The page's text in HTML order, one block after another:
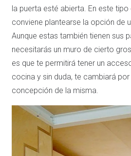
la puerta esté abierta. En este tipo
conviene plantearse la opción de
Aunque estas también tienen sus
necesitarás un muro de cierto
es que te permitirá tener un
cocina y sin duda, te cambiará
concepción de la misma.